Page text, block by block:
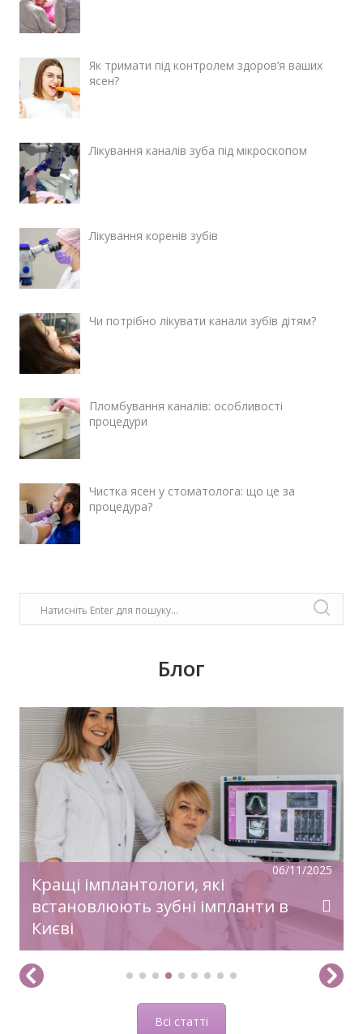
Як тримати під контролем здоров’я ваших
ясен?
Лікування каналів зуба під мікроскопом
Лікування коренів зубів
Чи потрібно лікувати канали зубів дітям?
Пломбування каналів: особливості
процедури
Чистка ясен у стоматолога: що це за
процедура?
Блог
06/11/2025
Кращі імплантологи, які
встановлюють зубні імпланти в
Києві
У передноворічній метушні, коли купуються
подарунки, прикрашаються оселі, бажаємо
святкового настрою, гармонії, радості!
Нехай прийдешній рік дарує дива й
здійснення заповітного!З Новим Роком!
Всі статті